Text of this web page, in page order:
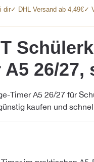
dir✓ DHL Versand ab 4,49€✓
A5 26/27,
Timer A5 26/27 für
kaufen und